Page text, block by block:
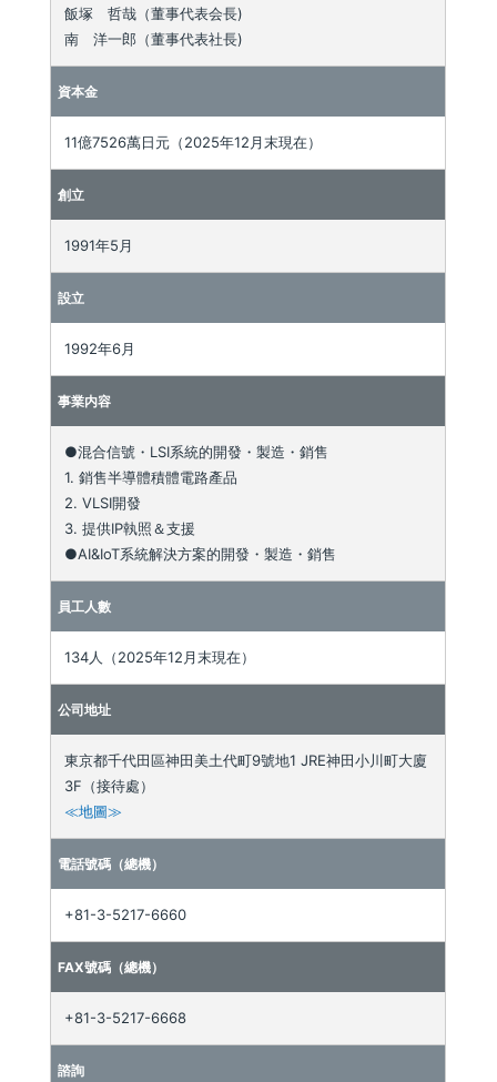
飯塚 哲哉（董事代表会長)
南 洋一郎（董事代表社長)
資本金
11億7526萬日元（2025年12月末現在）
創立
1991年5月
設立
1992年6月
事業内容
●混合信號・LSI系統的開發・製造・銷售
1. 銷售半導體積體電路產品
2. VLSI開發
3. 提供IP執照＆支援
●AI&IoT系統解決方案的開發・製造・銷售
員工人數
134人（2025年12月末現在）
公司地址
東京都千代田區神田美土代町9號地1 JRE神田小川町大廈
3F（接待處）
≪地圖≫
電話號碼（總機）
+81-3-5217-6660
FAX號碼（總機）
+81-3-5217-6668
諮詢